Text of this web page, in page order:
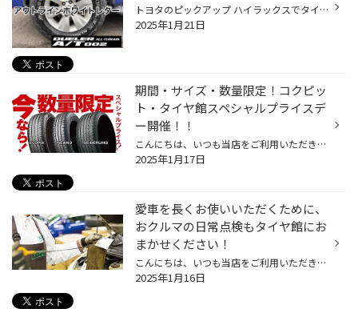
トヨタのピックアップ ハイラックスでタイヤ交換です チョイスしたタイヤはこちら デューラー オールテレーン A/T002 265/65R17 レター部はアウトラインホワイトレター 裏側で組み付けするとブラックレターになります SUV、４x４に人気のホワイトレター おしゃれでかっこいいですがお手入れが大変 ...
2025年1月21日
期間・サイズ・数量限定！コクピッ
ト・タイヤ館スペシャルプライスデ
ー開催！！
こんにちは、いつも当店をご利用いただきましてありがとうございます。 本日より、コクピット・タイヤ館の一部店舗におきまして、 期間限定！ サイズ限定！！ 数量限定！！！ で、お得にタイヤをお求めいただけるスペシャルプライスデーがスタートします。 もちろん、当店でもご提供しております。 ...
2025年1月17日
愛車を長くお使いいただくために、
おクルマの日常点検もタイヤ館にお
まかせください！
こんにちは、いつも当店をご利用いただきましてありがとうございます。 突然ですが、おクルマの日常点検を最後にされたのはいつだったか覚えていらっしゃいますか？ 最近では、おクルマを長く乗り続ける方が増えてきているようで、 当店にもおクルマを大事に乗られているお客様が多くいらっしゃいま...
2025年1月16日